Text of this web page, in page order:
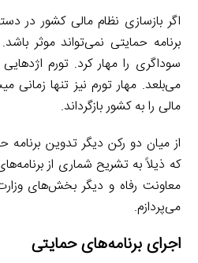
اگر بازسازی نظام مالی کشور در
برنامه حمایتی نمی‌تواند موثر
سوداگری را مهار کرد. تورم
می‌بلعد. مهار تورم نیز تنها زمانی
مالی را به کشور بازگرداند.
از میان دو رکن دیگر تدوین
که ذیلاً به تشریح شماری از
معاونت رفاه و دیگر بخش‌های
می‌پردازم.
اجرای برنامه‌های حمایتی